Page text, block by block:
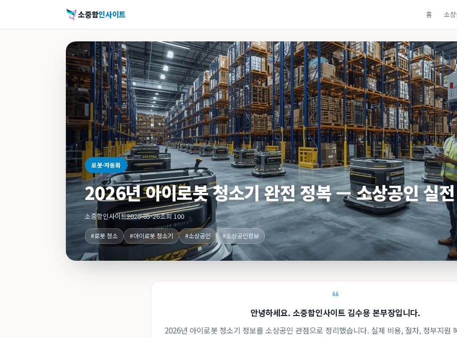
소중함인사이트 홈 소
로봇-자동화
2026년 아이로봇 청소기 완전 정복 — 소상공인 실
소중함인사이트2026-05-26조회 100
#로봇 청소 #아이로봇 청소기 #소상공인 #소상공인정보
안녕하세요. 소중함인사이트 김수용 본부장입니다.
2026년 아이로봇 청소기 정보를 소상공인 관점으로 정리했습니다. 실제 비용, 절차, 정부지원